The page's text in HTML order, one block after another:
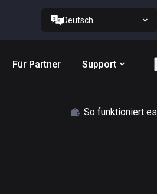
Deutsch
Für Partner Support
So funktioniert es